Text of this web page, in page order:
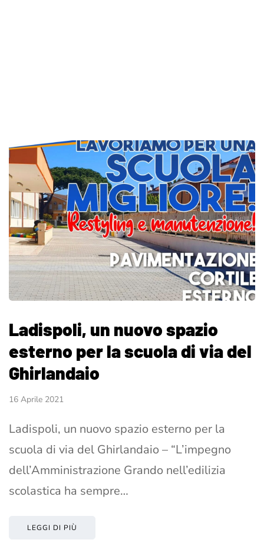
Ladispoli, un nuovo spazio
esterno per la scuola di via del
Ghirlandaio
16 Aprile 2021
Ladispoli, un nuovo spazio esterno per la
scuola di via del Ghirlandaio – “L’impegno
dell’Amministrazione Grando nell’edilizia
scolastica ha sempre…
LEGGI DI PIÙ